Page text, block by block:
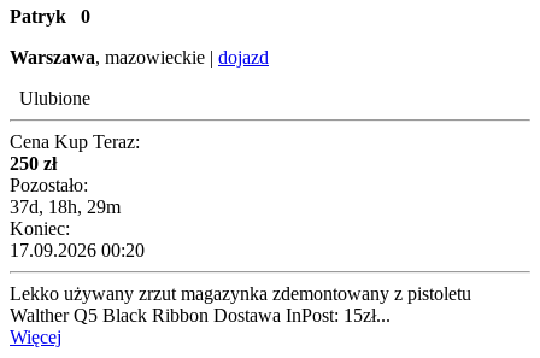
Patryk 0
Warszawa, mazowieckie | dojazd
Ulubione
Cena Kup Teraz:
250 zł
Pozostało:
37d, 18h, 29m
Koniec:
17.09.2026 00:20
Lekko używany zrzut magazynka zdemontowany z pistoletu
Walther Q5 Black Ribbon Dostawa InPost: 15zł...
Więcej